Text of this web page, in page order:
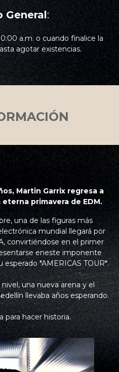
General:
a.m. o cuando finalice la
agotar existencias.
Martin Garrix regresa a
primavera de EDM.
una de las figuras más
mundial llegará por
convirtiéndose en el primer
eneste imponente
*AMERICAS TOUR*.
una nueva arena y el
llevaba años esperando.
para hacer historia.